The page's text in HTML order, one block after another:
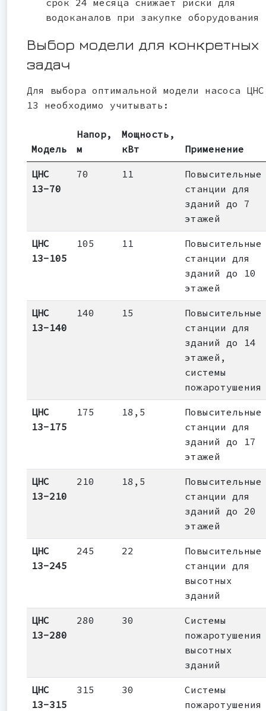
водоканалов при закупке оборудования
Выбор модели для конкретных
задач
Для выбора оптимальной модели насоса ЦНС
13 необходимо учитывать:
Модель
Напор,
м
Мощность,
кВт
Применение
ЦНС
13-70
70 11
Повысительные
станции для
зданий до 7
этажей
ЦНС
13-105
105 11
Повысительные
станции для
зданий до 10
этажей
ЦНС
13-140
140 15
Повысительные
станции для
зданий до 14
этажей,
системы
пожаротушения
ЦНС
13-175
175 18,5
Повысительные
станции для
зданий до 17
этажей
ЦНС
13-210
210 18,5
Повысительные
станции для
зданий до 20
этажей
ЦНС
13-245
245 22
Повысительные
станции для
высотных
зданий
ЦНС
13-280
280 30
Системы
пожаротушения
высотных
зданий
ЦНС
13-315
315 30
Системы
пожаротушения